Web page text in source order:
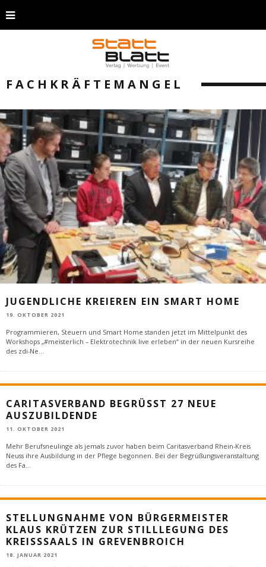
FACHKRÄFTEMANGEL
JUGENDLICHE KREIEREN EIN SMART HOME
19. OKTOBER 2021
Programmieren, Steuern und Smart Home standen jetzt im Mittelpunkt des
Workshops „#meisterlich – Elektrotechnik live erleben“ in der neuen Kursreihe
des zdi-Ne...
CARITASVERBAND BEGRÜSST 27 NEUE A
USZUBILDENDE
11. OKTOBER 2021
Mehr Berufsneulinge als jemals zuvor haben beim Caritasverband Rhein-Kreis
Neuss ihre Ausbildung in der Pflege begonnen. Bei der Begrüßungsveranstaltung
des Fa...
STELLUNGNAHME VON BÜRGERMEISTER
KLAUS KRÜTZEN ZUR STILLLEGUNG DES
KREISSSAALS IN GREVENBROICH
18. JANUAR 2021